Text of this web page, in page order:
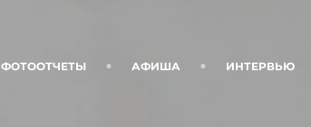
ФОТООТЧЕТЫ АФИША ИНТЕРВЬЮ